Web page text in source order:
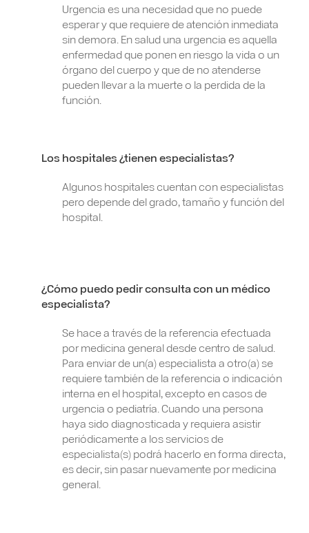
Urgencia es una necesidad que no puede
esperar y que requiere de atención inmediata
sin demora. En salud una urgencia es aquella
enfermedad que ponen en riesgo la vida o un
órgano del cuerpo y que de no atenderse
pueden llevar a la muerte o la perdida de la
función.
Los hospitales ¿tienen especialistas?
Algunos hospitales cuentan con especialistas
pero depende del grado, tamaño y función del
hospital.
¿Cómo puedo pedir consulta con un médico
especialista?
Se hace a través de la referencia efectuada
por medicina general desde centro de salud.
Para enviar de un(a) especialista a otro(a) se
requiere también de la referencia o indicación
interna en el hospital, excepto en casos de
urgencia o pediatría. Cuando una persona
haya sido diagnosticada y requiera asistir
periódicamente a los servicios de
especialista(s) podrá hacerlo en forma directa,
es decir, sin pasar nuevamente por medicina
general.